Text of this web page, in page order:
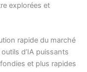
explorées et
rapide du marché
d’IA puissants
et plus rapides